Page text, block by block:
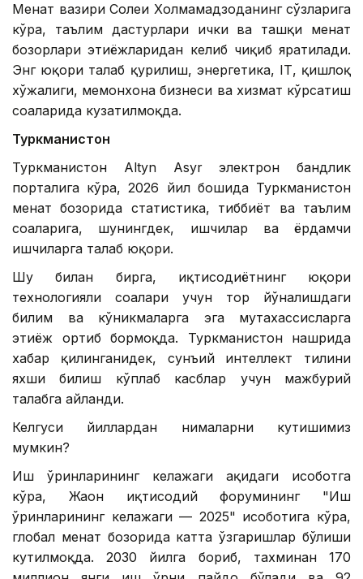
Меҳнат вазири Солеҳи Холмаҳмадзоданинг сўзларига
кўра, таълим дастурлари ички ва ташқи меҳнат
бозорлари эҳтиёжларидан келиб чиқиб яратилади.
Энг юқори талаб қурилиш, энергетика, IТ, қишлоқ
хўжалиги, меҳмонхона бизнеси ва хизмат кўрсатиш
соҳаларида кузатилмоқда.
Туркманистон
Туркманистон Altyn Asyr электрон бандлик
порталига кўра, 2026 йил бошида Туркманистон
меҳнат бозорида статистика, тиббиёт ва таълим
соҳаларига, шунингдек, ишчилар ва ёрдамчи
ишчиларга талаб юқори.
Шу билан бирга, иқтисодиётнинг юқори
технологияли соҳалари учун тор йўналишдаги
билим ва кўникмаларга эга мутахассисларга
эҳтиёж ортиб бормоқда. Туркманистон нашрида
хабар қилинганидек, сунъий интеллект тилини
яхши билиш кўплаб касблар учун мажбурий
талабга айланди.
Келгуси йиллардан нималарни кутишимиз
мумкин?
Иш ўринларининг келажаги ҳақидаги ҳисоботга
кўра, Жаҳон иқтисодий форумининг "Иш
ўринларининг келажаги — 2025" ҳисоботига кўра,
глобал меҳнат бозорида катта ўзгаришлар бўлиши
кутилмоқда. 2030 йилга бориб, тахминан 170